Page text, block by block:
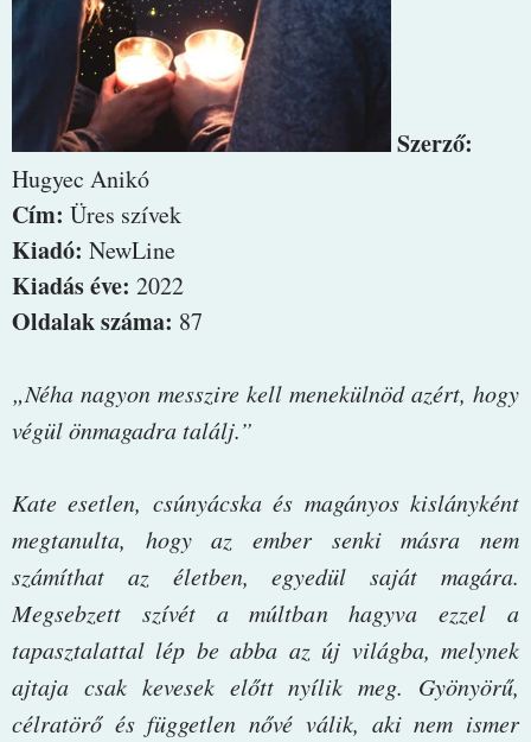
Szerző:
Hugyec Anikó
Cím: Üres szívek
Kiadó: NewLine
Kiadás éve: 2022
Oldalak száma: 87
„Néha ​nagyon messzire kell menekülnöd azért, hogy
végül önmagadra találj.”
Kate esetlen, csúnyácska és magányos kislányként
megtanulta, hogy az ember senki másra nem
számíthat az életben, egyedül saját magára.
Megsebzett szívét a múltban hagyva ezzel a
tapasztalattal lép be abba az új világba, melynek
ajtaja csak kevesek előtt nyílik meg. Gyönyörű,
célratörő és független nővé válik, aki nem ismer